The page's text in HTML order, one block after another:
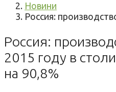
Новини
Россия:
Россия:
2015 году в
на 90,8%